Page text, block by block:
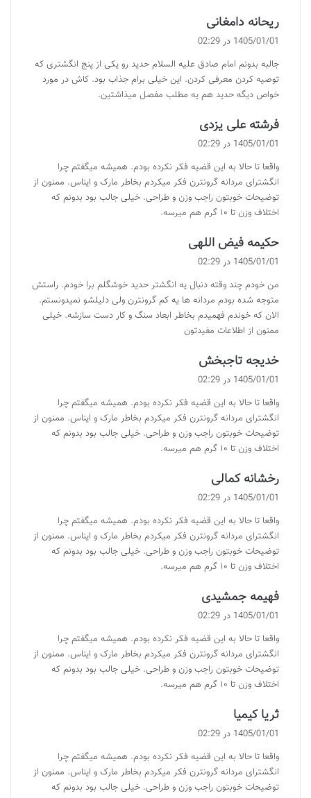
ریحانه دامغانی
ف
:
1405/01/01 در 02:29
جالبه بدونم امام صادق علیه السلام حدید رو یکی از پنج انگشتری که
توصیه کردن معرفی کردن. این خیلی برام جذاب بود. کاش در مورد
خواص دیگه حدید هم یه مطلب مفصل میذاشتین.
فرشته علی یزدی
ف
:
1405/01/01 در 02:29
واقعا تا حالا به این قضیه فکر نکرده بودم. همیشه میگفتم چرا
انگشترای مردانه گرونترن فکر میکردم بخاطر مارک و ایناس. ممنون از
توضیحات خوبتون راجب وزن و طراحی. خیلی جالب بود بدونم که
اختلاف وزن تا ۱۰ گرم هم میرسه.
حکیمه فیض اللهی
:
1405/01/01 در 02:29
من خودم چند وقته دنبال یه انگشتر حدید خوشگلم برا خودم. راستش
متوجه شده بودم مردانه ها یه کم گرونترن ولی دلیلشو نمیدونستم.
الان که خوندم فهمیدم بخاطر ابعاد سنگ و کار دست سازشه. خیلی
ممنون از اطلاعات مفیدتون
خدیجه تاجبخش
:
1405/01/01 در 02:29
واقعا تا حالا به این قضیه فکر نکرده بودم. همیشه میگفتم چرا
انگشترای مردانه گرونترن فکر میکردم بخاطر مارک و ایناس. ممنون از
توضیحات خوبتون راجب وزن و طراحی. خیلی جالب بود بدونم که
اختلاف وزن تا ۱۰ گرم هم میرسه.
رخشانه کمالی
ف
:
1405/01/01 در 02:29
واقعا تا حالا به این قضیه فکر نکرده بودم. همیشه میگفتم چرا
انگشترای مردانه گرونترن فکر میکردم بخاطر مارک و ایناس. ممنون از
توضیحات خوبتون راجب وزن و طراحی. خیلی جالب بود بدونم که
اختلاف وزن تا ۱۰ گرم هم میرسه.
فهیمه جمشیدی
ف
:
1405/01/01 در 02:29
واقعا تا حالا به این قضیه فکر نکرده بودم. همیشه میگفتم چرا
انگشترای مردانه گرونترن فکر میکردم بخاطر مارک و ایناس. ممنون از
توضیحات خوبتون راجب وزن و طراحی. خیلی جالب بود بدونم که
اختلاف وزن تا ۱۰ گرم هم میرسه.
ثریا کیمیا
:
1405/01/01 در 02:29
واقعا تا حالا به این قضیه فکر نکرده بودم. همیشه میگفتم چرا
انگشترای مردانه گرونترن فکر میکردم بخاطر مارک و ایناس. ممنون از
توضیحات خوبتون راجب وزن و طراحی. خیلی جالب بود بدونم که